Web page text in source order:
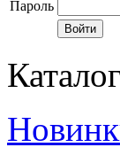
Пароль
Каталог